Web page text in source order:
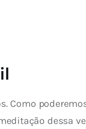
Como
dessa